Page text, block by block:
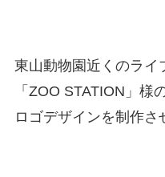
東山動物園近くのライ
「ZOO STATION」様
ロゴデザインを制作さ